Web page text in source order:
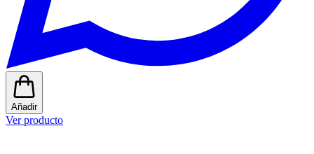
Añadir
Ver producto